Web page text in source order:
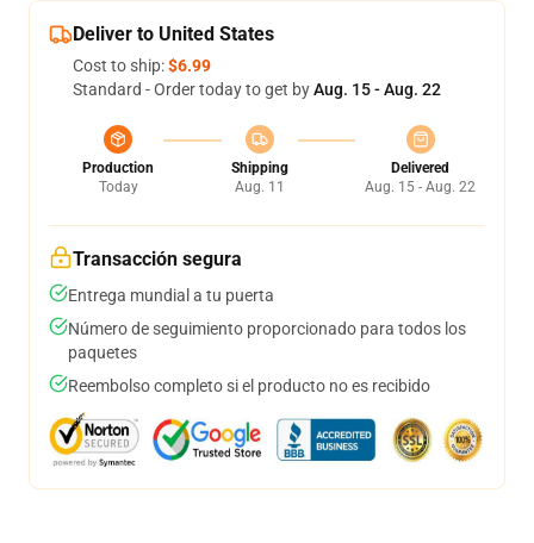
Deliver to United States
Cost to ship:$6.99
Standard - Order today to get byAug. 15 - Aug. 22
Production
Today
Shipping
Aug. 11
Delivered
Aug. 15 - Aug. 22
Transacción segura
Entrega mundial a tu puerta
Número de seguimiento proporcionado para todos los
paquetes
Reembolso completo si el producto no es recibido